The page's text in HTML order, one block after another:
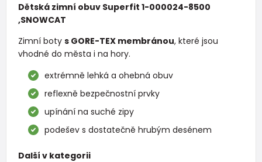
Dětská zimní obuv Superfit 1-000024-8500
,SNOWCAT
Zimní boty s GORE-TEX membránou, které jsou
vhodné do města i na hory.
extrémně lehká a ohebná obuv
reflexně bezpečnostní prvky
upínání na suché zipy
podešev s dostatečně hrubým desénem
Další v kategorii